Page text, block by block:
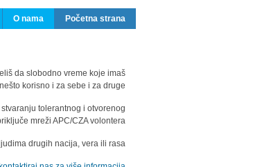
Početna strana
O nama
da slobodno vreme koje imaš
korisno i za sebe i za druge?
tolerantnog i otvorenog
mreži APC/CZA volontera.
drugih nacija, vera ili rasa.